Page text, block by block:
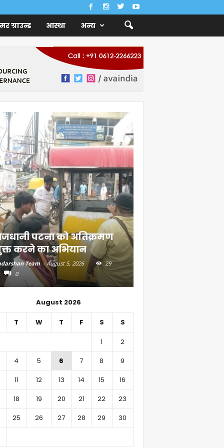
ग्राउन्ड आस्था अन्य
पटना को अतिक्रमण
करने का अभियान
Team - August 5, 2026
29
0
August 2026
T W T F S S
1
2
4 5 6 7 8
9
11 12 13 14 15
16
18 19 20 21 22
23
25 26 27 28 29
30